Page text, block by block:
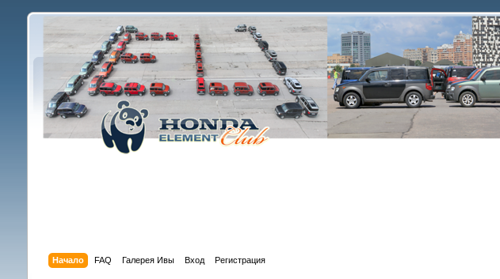
Начало FAQ Галерея Ивы Вход Регистрация